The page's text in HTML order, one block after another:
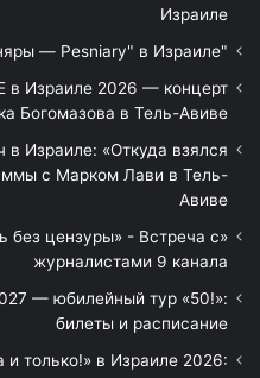
Израиле
"Песняры — Pesniary" в Израиле
в Израиле 2026 — концерт
Богомазова в Тель-Авиве
в Израиле: «Откуда взялся
с Марком Лави в Тель-
Авиве
без цензуры» - Встреча с
журналистами 9 канала
— юбилейный тур «50!»:
билеты и расписание
только!» в Израиле 2026: